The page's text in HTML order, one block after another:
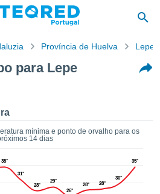
Província de Huelva Lepe
para Lepe
mínima e ponto de orvalho para os
14 dias
35°
31°
28°
29°
26°
28° 28°
30°
35°